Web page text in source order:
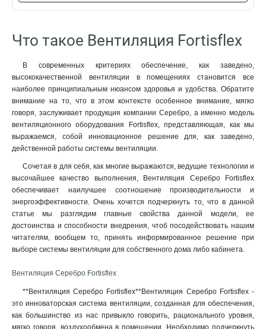
Что такое Вентиляция Fortisflex
В современных критериях обеспечение, как заведено,
высококачественной вентиляции в помещениях становится все
наиболее принципиальным нюансом здоровья и удобства. Обратите
внимание на то, что в этом контексте особенное внимание, мягко
говоря, заслуживает продукция компании Серебро, а именно модель
вентиляционного оборудования Fortisflex, представляющая, как мы
выражаемся, собой инновационное решение для, как заведено,
действенной работы системы вентиляции.
Сочетая в для себя, как многие выражаются, ведущие технологии и
высочайшее качество выполнения, Вентиляция Серебро Fortisflex
обеспечивает наилучшее соотношение производительности и
энергоэффективности. Очень хочется подчеркнуть то, что в данной
статье мы разглядим главные свойства данной модели, ее
достоинства и способности внедрения, чтоб посодействовать нашим
читателям, вообщем то, принять информированное решение при
выборе системы вентиляции для собственного дома либо кабинета.
Вентиляция Серебро Fortisflex
**Вентиляция Серебро Fortisflex**Вентиляция Серебро Fortisflex -
это инноваторская система вентиляции, созданная для обеспечения,
как большинство из нас привыкло говорить, рационального уровня,
мягко говоря, воздухообмена в помещении. Необходимо подчеркнуть